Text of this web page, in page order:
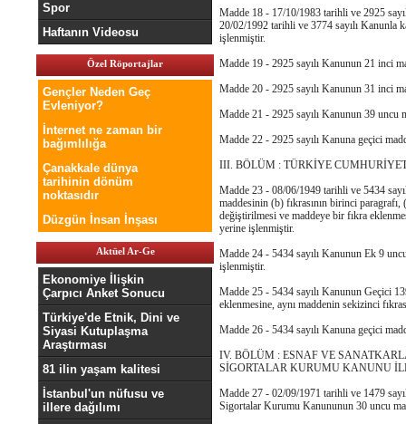
Spor
Haftanın Videosu
Özel Röportajlar
Gençler Neden Geç
Evleniyor?
İnternet ne zaman bir
bağımlılığa
Çanakkale dünya
tarihinin dönüm
noktasıdır
Düzgün İnsan İnşası
Aktüel Ar-Ge
Ekonomiye İlişkin
Çarpıcı Anket Sonucu
Türkiye'de Etnik, Dini ve
Siyasi Kutuplaşma
Araştırması
81 ilin yaşam kalitesi
İstanbul'un nüfusu ve
illere dağılımı
Madde 18 - 17/10/1983 tarihli ve 2925
20/02/1992 tarihli ve 3774 sayılı Kanunla
işlenmiştir.
Madde 19 - 2925 sayılı Kanunun 21 inci
Madde 20 - 2925 sayılı Kanunun 31 inci
Madde 21 - 2925 sayılı Kanunun 39
Madde 22 - 2925 sayılı Kanuna geçici
III. BÖLÜM : TÜRKİYE
Madde 23 - 08/06/1949 tarihli ve 5434
maddesinin (b) fıkrasının birinci
değiştirilmesi ve maddeye bir fıkra
yerine işlenmiştir.
Madde 24 - 5434 sayılı Kanunun Ek 9
işlenmiştir.
Madde 25 - 5434 sayılı Kanunun Geçici
eklenmesine, aynı maddenin sekizinci
Madde 26 - 5434 sayılı Kanuna geçici
IV. BÖLÜM : ESNAF VE
SİGORTALAR KURUMU KANUNU
Madde 27 - 02/09/1971 tarihli ve 1479
Sigortalar Kurumu Kanununun 30 uncu